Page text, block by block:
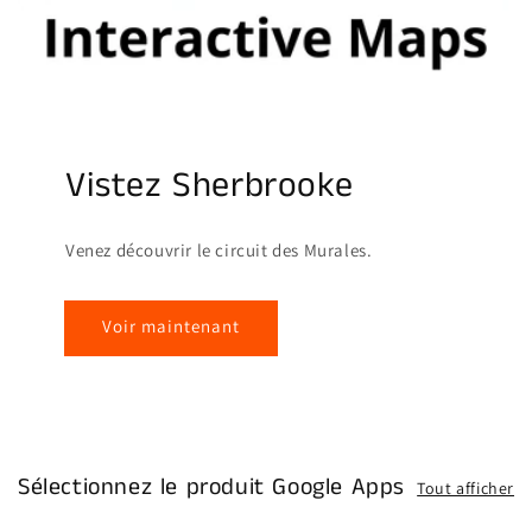
Vistez Sherbrooke
Venez découvrir le circuit des Murales.
Voir maintenant
Sélectionnez le produit Google Apps Tout afficher